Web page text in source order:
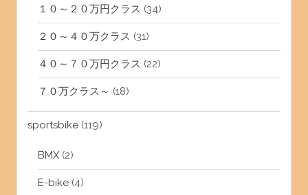
１０～２０万円クラス (34)
２０～４０万クラス (31)
４０～７０万円クラス (22)
７０万クラス～ (18)
sportsbike(119)
BMX(2)
E-bike(4)